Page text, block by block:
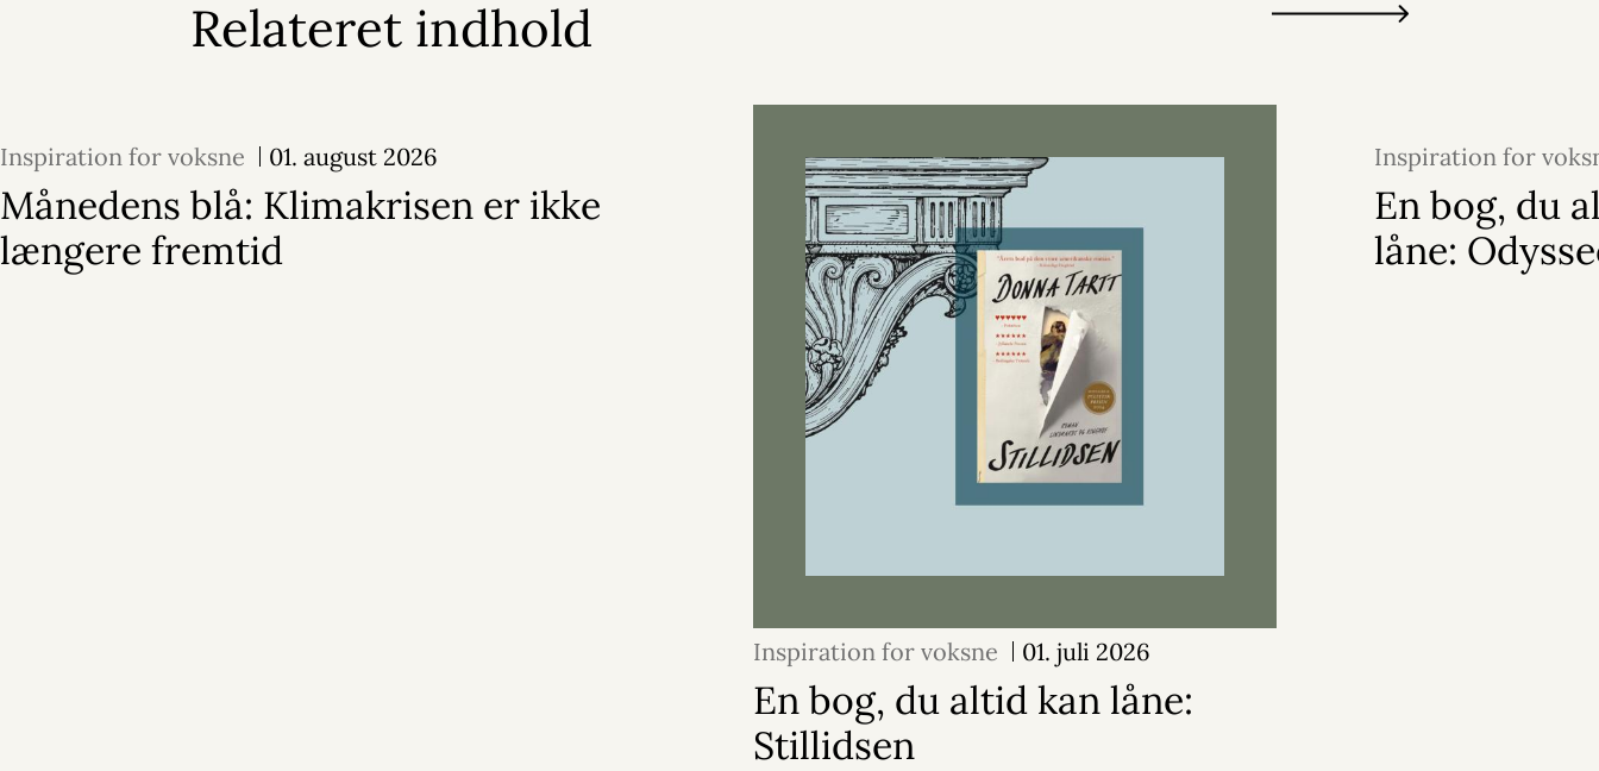
Relateret indhold
Inspiration for voksne 01. august 2026
Månedens blå: Klimakrisen er ikke
længere fremtid
Inspiration for voksne 01. juli 2026
En bog, du altid kan låne:
Stillidsen
Inspiration for
2026
En bog, du
låne: